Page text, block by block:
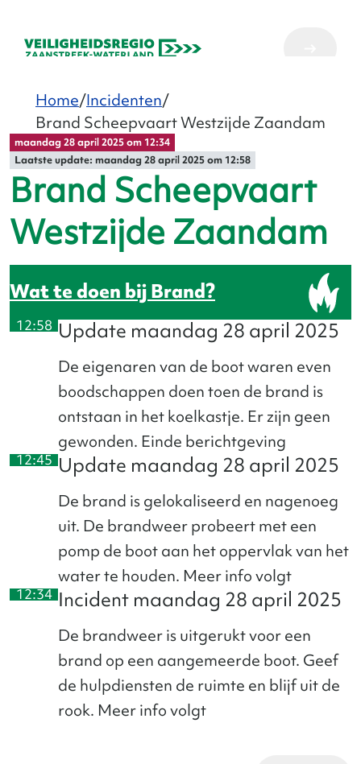
Home Incidenten
Brand Scheepvaart Westzijde Zaandam
Brand Scheepvaart
Westzijde Zaandam
maandag 28 april 2025 om 12:34
Laatste update: maandag 28 april 2025 om 12:58
Brand
12:58 Update maandag 28 april 2025
De eigenaren van de boot waren even
boodschappen doen toen de brand is
ontstaan in het koelkastje. Er zijn geen
gewonden. Einde berichtgeving
12:45 Update maandag 28 april 2025
De brand is gelokaliseerd en nagenoeg
uit. De brandweer probeert met een
pomp de boot aan het oppervlak van het
water te houden. Meer info volgt
12:34 Incident maandag 28 april 2025
De brandweer is uitgerukt voor een
brand op een aangemeerde boot. Geef
de hulpdiensten de ruimte en blijf uit de
rook. Meer info volgt